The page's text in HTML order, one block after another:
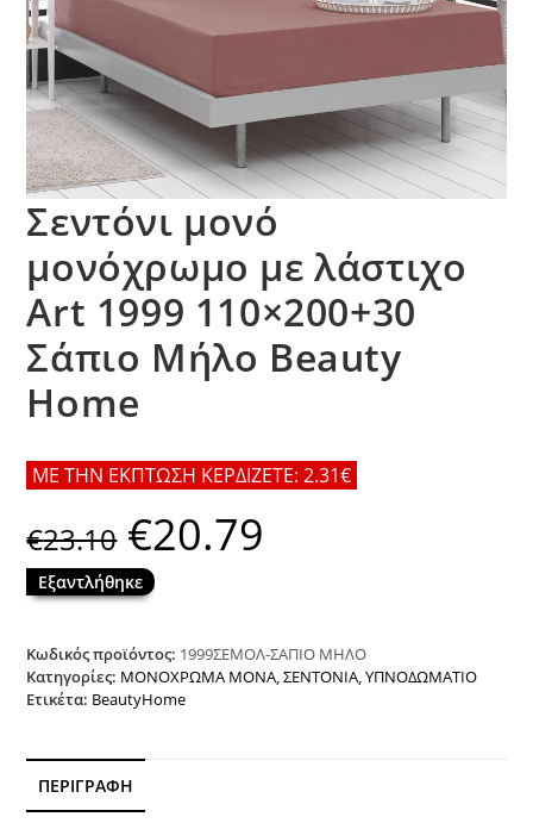
Σεντόνι μονό
μονόχρωμο με λάστιχο
Art 1999 110×200+30
Σάπιο Μήλο Beauty
Home
ΜΕ ΤΗΝ ΕΚΠΤΩΣΗ ΚΕΡΔΙΖΕΤΕ: 2.31€
€23.10 Original
price
was:
€23.10.
€20.79
Εξαντλήθηκε
Κωδικός προϊόντος: 1999ΣΕΜΟΛ-ΣΑΠΙΟ ΜΗΛΟ
Κατηγορίες: ΜΟΝΟΧΡΩΜΑ ΜΟΝΑ,ΣΕΝΤΟΝΙΑ,ΥΠΝΟΔΩΜΑΤΙΟ
Ετικέτα: BeautyHome
ΠΕΡΙΓΡΑΦΉ